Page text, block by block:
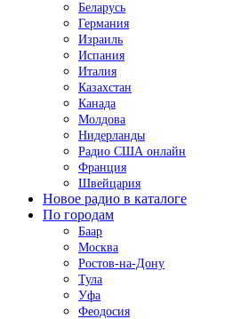
Беларусь
Германия
Израиль
Испания
Италия
Казахстан
Канада
Молдова
Нидерланды
Радио США онлайн
Франция
Швейцария
Новое радио в каталоге
По городам
Баар
Москва
Ростов-на-Дону
Тула
Уфа
Феодосия